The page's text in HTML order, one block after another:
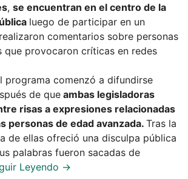
, se encuentran en el centro de la
luego de participar en un
comentarios sobre personas
que provocaron críticas en redes
programa comenzó a difundirse
de que ambas legisladoras
risas a expresiones relacionadas
personas de edad avanzada.Tras la
de ellas ofreció una disculpa pública
palabras fueron sacadas de